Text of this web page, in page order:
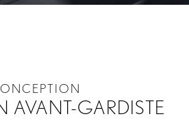
AVANT-GARDISTE